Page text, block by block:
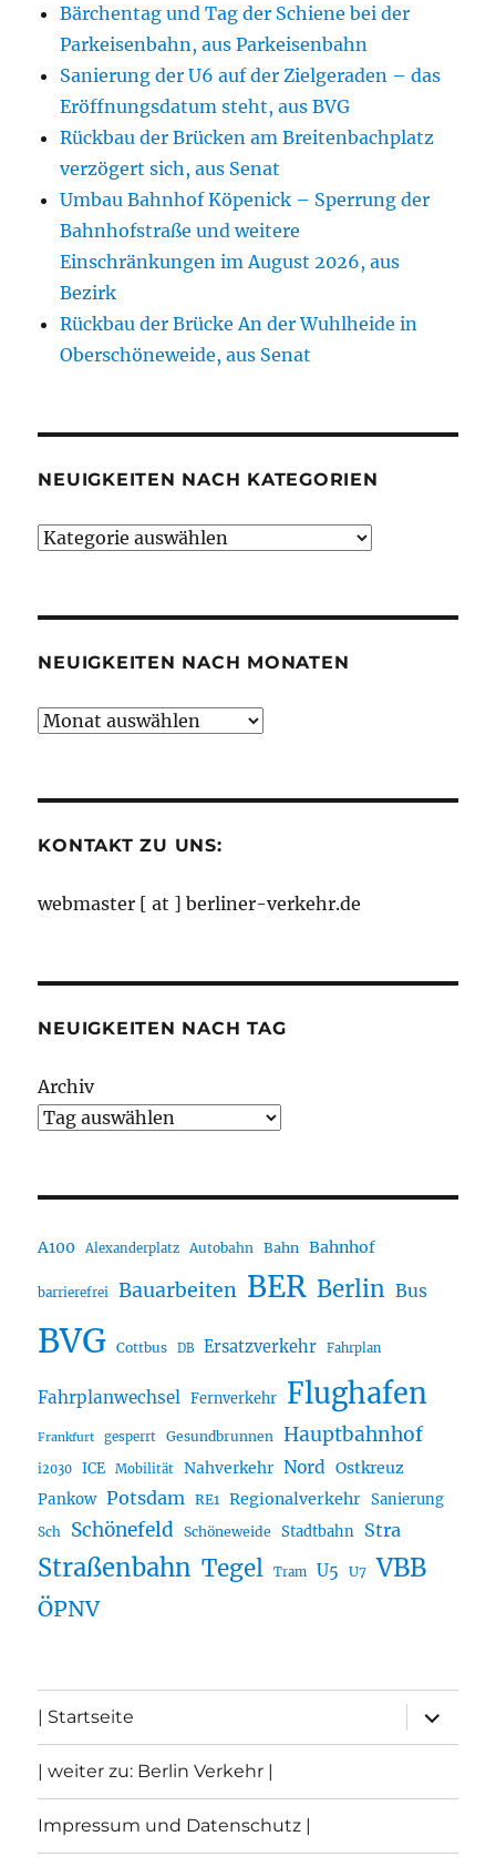
Bärchentag und Tag der Schiene bei der
Parkeisenbahn, aus Parkeisenbahn
Sanierung der U6 auf der Zielgeraden – das
Eröffnungsdatum steht, aus BVG
Rückbau der Brücken am Breitenbachplatz
verzögert sich, aus Senat
Umbau Bahnhof Köpenick – Sperrung der
Bahnhofstraße und weitere
Einschränkungen im August 2026, aus
Bezirk
Rückbau der Brücke An der Wuhlheide in
Oberschöneweide, aus Senat
NEUIGKEITEN NACH KATEGORIEN
Neuigkeiten
NEUIGKEITEN NACH MONATEN
Neuigkeiten
KONTAKT ZU UNS:
webmaster [ at ] berliner-verkehr.de
NEUIGKEITEN NACH TAG
Archiv
A100 Alexanderplatz Autobahn Bahn Bahnhof
barrierefrei Bauarbeiten BER Berlin Bus
BVG Cottbus DB Ersatzverkehr Fahrplan
Fahrplanwechsel Fernverkehr Flughafen
Frankfurt gesperrt Gesundbrunnen Hauptbahnhof
i2030 ICE Mobilität Nahverkehr Nord Ostkreuz
Pankow Potsdam RE1 Regionalverkehr Sanierung
Sch Schönefeld Schöneweide Stadtbahn Stra
Straßenbahn Tegel Tram U5 U7 VBB
ÖPNV
| Startseite
öffnen
| weiter zu: Berlin Verkehr |
Impressum und Datenschutz |